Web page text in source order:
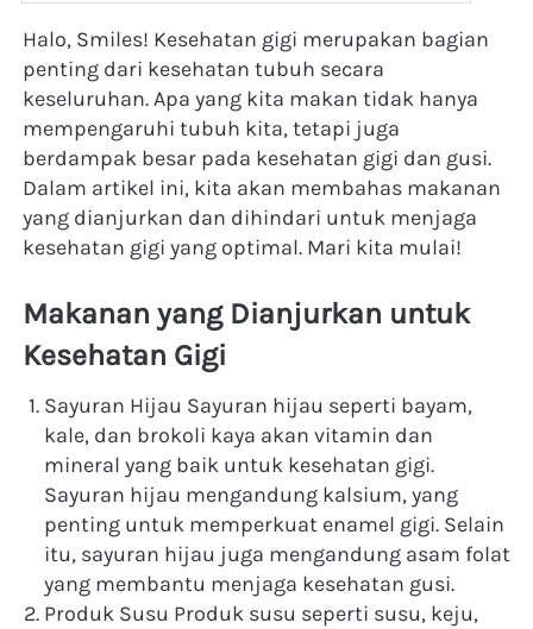
Halo, Smiles! Kesehatan gigi merupakan bagian
penting dari kesehatan tubuh secara
keseluruhan. Apa yang kita makan tidak hanya
mempengaruhi tubuh kita, tetapi juga
berdampak besar pada kesehatan gigi dan gusi.
Dalam artikel ini, kita akan membahas makanan
yang dianjurkan dan dihindari untuk menjaga
kesehatan gigi yang optimal. Mari kita mulai!
Makanan yang Dianjurkan untuk
Kesehatan Gigi
Sayuran Hijau Sayuran hijau seperti bayam,
kale, dan brokoli kaya akan vitamin dan
mineral yang baik untuk kesehatan gigi.
Sayuran hijau mengandung kalsium, yang
penting untuk memperkuat enamel gigi. Selain
itu, sayuran hijau juga mengandung asam folat
yang membantu menjaga kesehatan gusi.
Produk Susu Produk susu seperti susu, keju,